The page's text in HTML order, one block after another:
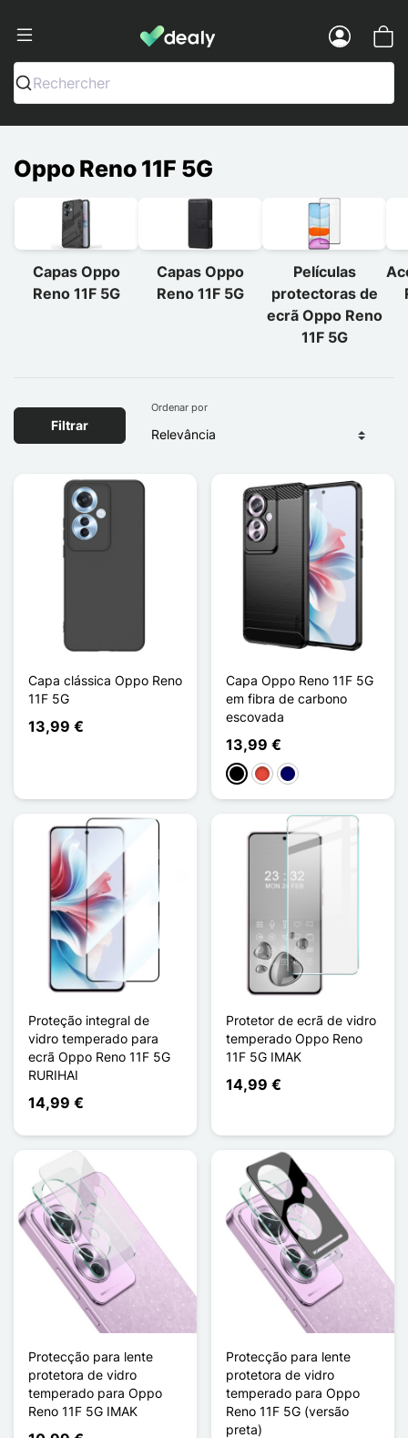
Dealy - Capas e acessórios para
Rechercher
Oppo Reno 11F 5G
Capas Oppo
Reno 11F 5G
Capas Oppo
Reno 11F 5G
Películas
protectoras de
ecrã Oppo Reno
11F 5G
Filtrar
Ordenar por
Capa clássica Oppo Reno
11F 5G
13,99 €
Capa Oppo Reno 11F 5G
em fibra de carbono
escovada
13,99 €
PretoVermelhoAzul marinho
Proteção integral de
vidro temperado para
ecrã Oppo Reno 11F 5G
RURIHAI
14,99 €
Protetor de ecrã de vidro
temperado Oppo Reno
11F 5G IMAK
14,99 €
Protecção para lente
protetora de vidro
temperado para Oppo
Reno 11F 5G IMAK
Protecção para lente
protetora de vidro
temperado para Oppo
Reno 11F 5G (versão
preta)